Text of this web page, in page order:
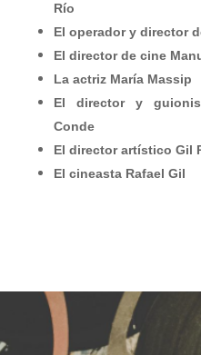
Río
El operador y director
El director de cine
La actriz María Massip
El director y
Conde
El director artístico Gil
El cineasta Rafael Gil